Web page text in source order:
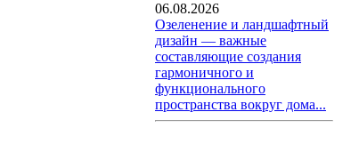
06.08.2026
Озеленение и ландшафтный
дизайн — важные
составляющие создания
гармоничного и
функционального
пространства вокруг дома...